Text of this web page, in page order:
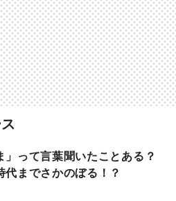
」って言葉聞いたことある？
代までさかのぼる！？